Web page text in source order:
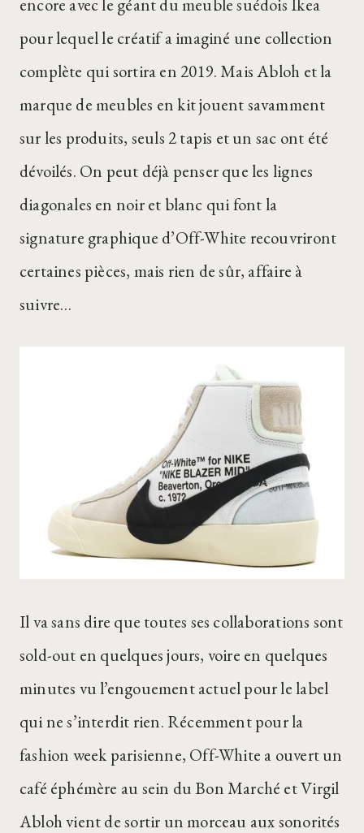
pour lequel le créatif a imaginé une collection
complète qui sortira en 2019. Mais Abloh et la
marque de meubles en kit jouent savamment
sur les produits, seuls 2 tapis et un sac ont été
dévoilés. On peut déjà penser que les lignes
diagonales en noir et blanc qui font la
signature graphique d’Off-White recouvriront
certaines pièces, mais rien de sûr, affaire à
suivre…
Il va sans dire que toutes ses collaborations sont
sold-out en quelques jours, voire en quelques
minutes vu l’engouement actuel pour le label
qui ne s’interdit rien. Récemment pour la
fashion week parisienne, Off-White a ouvert un
café éphémère au sein du Bon Marché et Virgil
Abloh vient de sortir un morceau aux sonorités